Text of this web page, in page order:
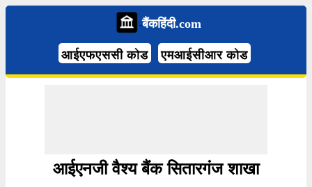
बैंकहिंदी.com
आईएफएससी कोड एमआईसीआर कोड
आईएनजी वैश्य बैंक सितारगंज शाखा